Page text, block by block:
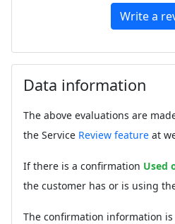
Write a
Data information
The above evaluations are
the Service Review feature at
If there is a confirmation Used
the customer has or is using
The confirmation information